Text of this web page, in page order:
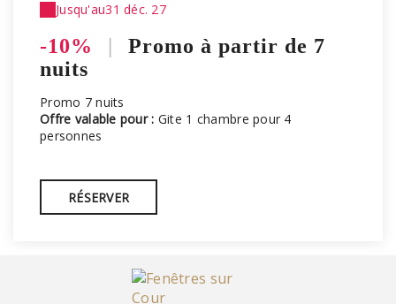
Jusqu'au31 déc. 27
-10% |
Promo à partir de 7
nuits
Promo 7 nuits
Offre valable pour : Gite 1 chambre pour 4
personnes
RÉSERVER